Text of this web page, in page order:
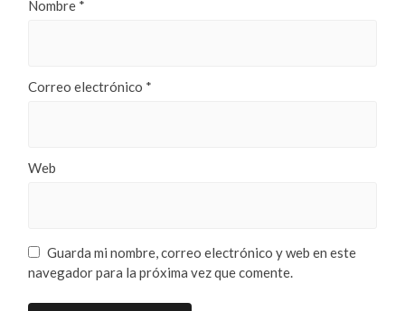
Nombre *
Correo electrónico *
Web
Guarda mi nombre, correo electrónico y web en este
navegador para la próxima vez que comente.